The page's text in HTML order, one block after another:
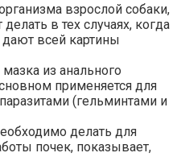
взрослой собаки,
в тех случаях, когда
всей картины
из анального
применяется для
(гельминтами и
делать для
почек, показывает,